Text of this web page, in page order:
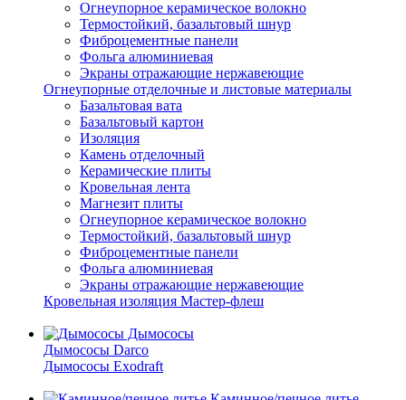
Огнеупорное керамическое волокно
Термостойкий, базальтовый шнур
Фиброцементные панели
Фольга алюминиевая
Экраны отражающие нержавеющие
Огнеупорные отделочные и листовые материалы
Базальтовая вата
Базальтовый картон
Изоляция
Камень отделочный
Керамические плиты
Кровельная лента
Магнезит плиты
Огнеупорное керамическое волокно
Термостойкий, базальтовый шнур
Фиброцементные панели
Фольга алюминиевая
Экраны отражающие нержавеющие
Кровельная изоляция Мастер-флеш
Дымососы
Дымососы Darco
Дымососы Exodraft